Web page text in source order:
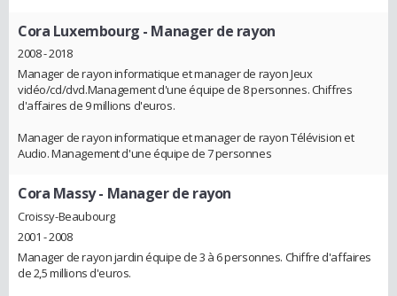
Cora Luxembourg - Manager de rayon
2008 - 2018
Manager de rayon informatique et manager de rayon Jeux
vidéo/cd/dvd.Management d'une équipe de 8 personnes. Chiffres
d'affaires de 9 millions d'euros.
Manager de rayon informatique et manager de rayon Télévision et
Audio. Management d'une équipe de 7 personnes
Cora Massy- Manager de rayon
Croissy-Beaubourg
2001 - 2008
Manager de rayon jardin équipe de 3 à 6 personnes. Chiffre d'affaires
de 2,5 millions d'euros.